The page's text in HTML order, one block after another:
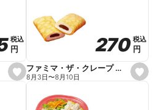
s
e
税込
税込
円
円
s
e
270
270 税込
税込
円
円
ファミマ・ザ・クレープ 生チョコ
8月3日〜8月10日